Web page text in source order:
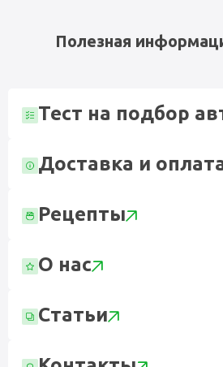
Полезная
Тест на подбор
Доставка и
Рецепты
О нас
Статьи